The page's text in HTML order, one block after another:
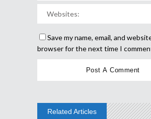
Save my name, email, and
browser for the next time I
Related Articles